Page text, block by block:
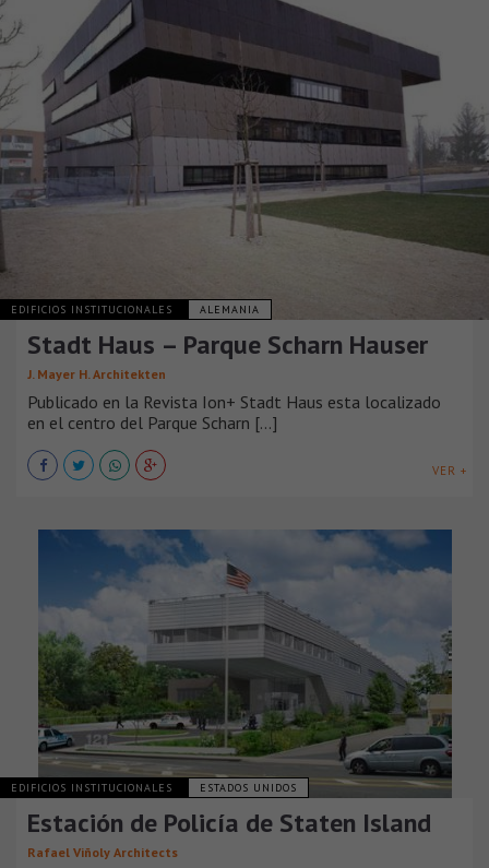
EDIFICIOS INSTITUCIONALES ALEMANIA
Stadt Haus – Parque Scharn Hauser
J. Mayer H. Architekten
Publicado en la Revista Ion+ Stadt Haus esta localizado
en el centro del Parque Scharn [...]
VER +
EDIFICIOS INSTITUCIONALES ESTADOS UNIDOS
Estación de Policía de Staten Island
Rafael Viñoly Architects